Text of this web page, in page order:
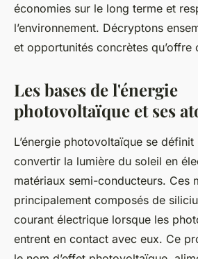
économies sur le long terme et
l’environnement. Décryptons
et opportunités concrètes qu’offre
Les bases de l'énergie
photovoltaïque et ses
L’énergie photovoltaïque se
convertir la lumière du soleil en
matériaux semi-conducteurs. Ces
principalement composés de
courant électrique lorsque les
entrent en contact avec eux. Ce